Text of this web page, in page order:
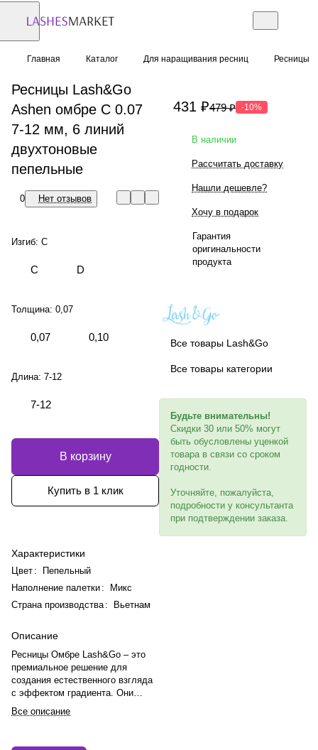
Главная Каталог Для наращивания ресниц Ресницы
Ресницы Lash&Go
Ashen омбре C 0.07
7-12 мм, 6 линий
двухтоновые
пепельные
0 Нет отзывов
Изгиб: C
C D
Толщина: 0,07
0,07 0,10
Длина: 7-12
7-12
В корзину
Купить в 1 клик
Характеристики
Цвет :
Пепельный
Наполнение палетки :
Микс
Страна производства : Вьетнам
Описание
Ресницы Омбре Lash&Go – это
премиальное решение для
создания естественного взгляда
с эффектом градиента. Они
отличаются высоким качеством,
широким выбором параметров,
Все описание
431 ₽479 ₽ -10%
В наличии
Рассчитать доставку
Нашли дешевле?
Хочу в подарок
Гарантия
оригинальности
продукта
Все товары Lash&Go
Все товары категории
Будьте внимательны!
Скидки 30 или 50% могут
быть обусловлены уценкой
товара в связи со сроком
годности.
Уточняйте, пожалуйста,
подробности у консультанта
при подтверждении заказа.